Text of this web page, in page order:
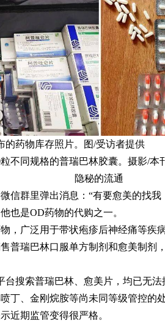
的药物库存照片。图/受访者提供
不同规格的普瑞巴林胶囊。摄影/本
隐秘的流通
信群里弹出消息：“有要愈美的找
也是OD药物的代购之一。
，广泛用于带状疱疹后神经痛等疾
普瑞巴林口服单方制剂和愈美制剂
台搜索普瑞巴林、愈美片，均已无
丁、金刚烷胺等尚未同等级管控的
近期监管变得很严格。